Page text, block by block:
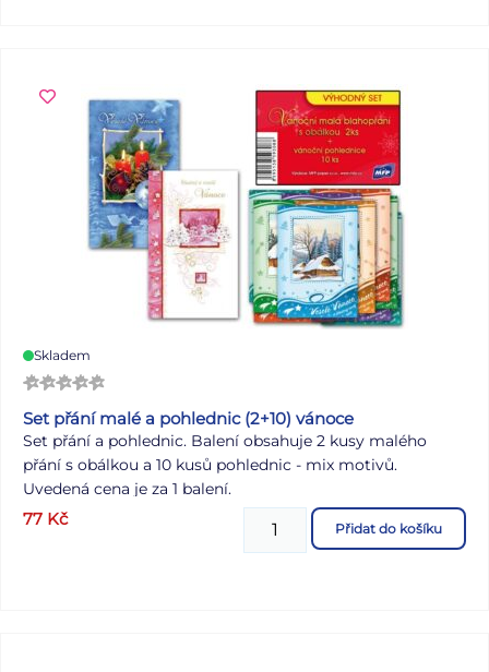
mm Praktické balení: odtrhávací blok Uvedená cena je za
Skladem
Set přání malé a pohlednic (2+10) vánoce
Set přání a pohlednic. Balení obsahuje 2 kusy malého
přání s obálkou a 10 kusů pohlednic - mix motivů.
Uvedená cena je za 1 balení.
77 Kč Přidat do košíku